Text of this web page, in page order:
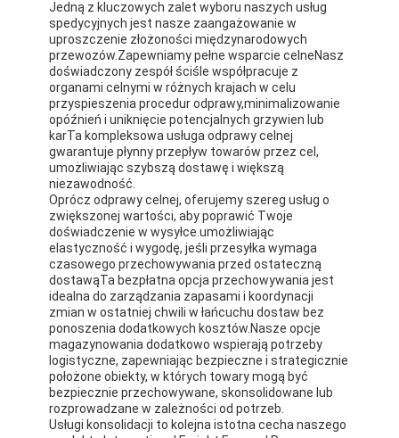
Jedną z kluczowych zalet wyboru naszych usług
spedycyjnych jest nasze zaangażowanie w
uproszczenie złożoności międzynarodowych
przewozów.Zapewniamy pełne wsparcie celneNasz
doświadczony zespół ściśle współpracuje z
organami celnymi w różnych krajach w celu
przyspieszenia procedur odprawy,minimalizowanie
opóźnień i uniknięcie potencjalnych grzywien lub
karTa kompleksowa usługa odprawy celnej
gwarantuje płynny przepływ towarów przez cel,
umożliwiając szybszą dostawę i większą
niezawodność.
Oprócz odprawy celnej, oferujemy szereg usług o
zwiększonej wartości, aby poprawić Twoje
doświadczenie w wysyłce.umożliwiając
elastyczność i wygodę, jeśli przesyłka wymaga
czasowego przechowywania przed ostateczną
dostawąTa bezpłatna opcja przechowywania jest
idealna do zarządzania zapasami i koordynacji
zmian w ostatniej chwili w łańcuchu dostaw bez
ponoszenia dodatkowych kosztów.Nasze opcje
magazynowania dodatkowo wspierają potrzeby
logistyczne, zapewniając bezpieczne i strategicznie
położone obiekty, w których towary mogą być
bezpiecznie przechowywane, skonsolidowane lub
rozprowadzane w zależności od potrzeb.
Usługi konsolidacji to kolejna istotna cecha naszego